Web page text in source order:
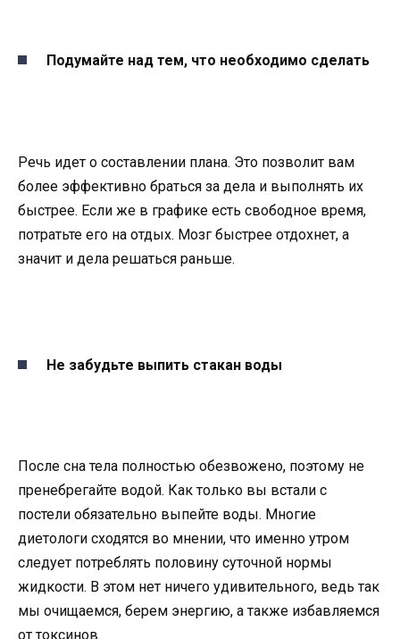
Подумайте над тем, что необходимо сделать
Речь идет о составлении плана. Это позволит вам
более эффективно браться за дела и выполнять их
быстрее. Если же в графике есть свободное время,
потратьте его на отдых. Мозг быстрее отдохнет, а
значит и дела решаться раньше.
Не забудьте выпить стакан воды
После сна тела полностью обезвожено, поэтому не
пренебрегайте водой. Как только вы встали с
постели обязательно выпейте воды. Многие
диетологи сходятся во мнении, что именно утром
следует потреблять половину суточной нормы
жидкости. В этом нет ничего удивительного, ведь так
мы очищаемся, берем энергию, а также избавляемся
от токсинов.